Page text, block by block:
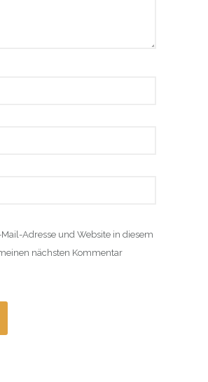
Adresse und Website in diesem
nächsten Kommentar